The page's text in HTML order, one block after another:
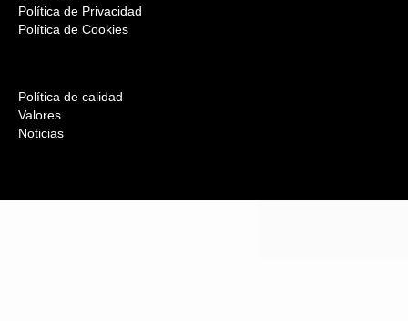
Política de Privacidad
Política de Cookies
Política de calidad
Valores
Noticias